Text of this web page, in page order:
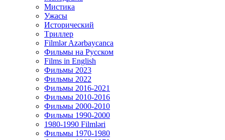
Мистика
Ужасы
Исторический
Tриллер
Filmlər Azərbaycanca
Фильмы на Русском
Films in English
Фильмы 2023
Фильмы 2022
Фильмы 2016-2021
Фильмы 2010-2016
Фильмы 2000-2010
Фильмы 1990-2000
1980-1990 Filmləri
Фильмы 1970-1980